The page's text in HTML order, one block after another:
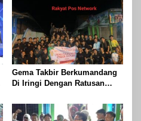
Gema Takbir Berkumandang
Di Iringi Dengan Ratusan
Rayakan Kemenangan Idul
Fitri 1447 H